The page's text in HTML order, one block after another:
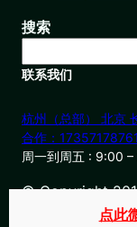
搜索
联系我们
杭州（总部） 北京
合作：
周一到周五 : 9:00 –
© Copyright
点此